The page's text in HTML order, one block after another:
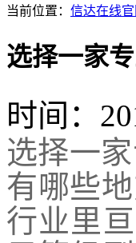
当前位置： 信达在线官
选择一家
时间：
选择一
有哪些
行业里